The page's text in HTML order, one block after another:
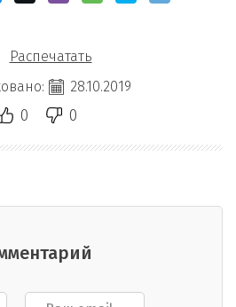
Распечатать
28.10.2019
0 0